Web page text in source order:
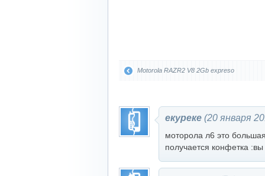
Motorola RAZR2 V8 2Gb expreso
екуреке (20 января
моторола л6 это
получается конфетка